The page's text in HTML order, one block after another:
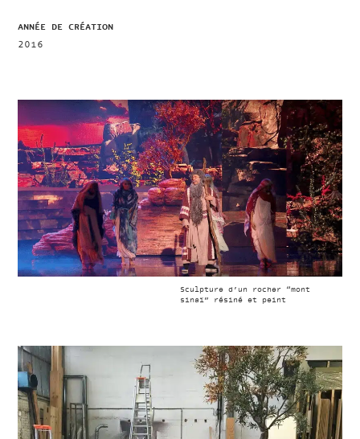
ANNÉE DE CRÉATION
2016
Sculpture d’un rocher “mont
sinaï” résiné et peint